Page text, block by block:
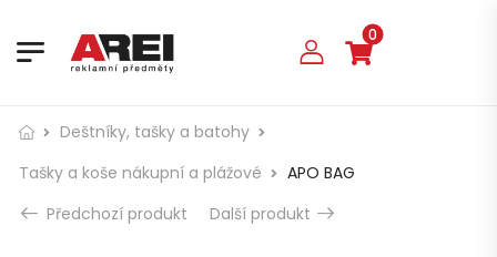
0
Deštníky, tašky a batohy
Tašky a koše nákupní a plážové
APO BAG
Předchozí produkt
Další produkt